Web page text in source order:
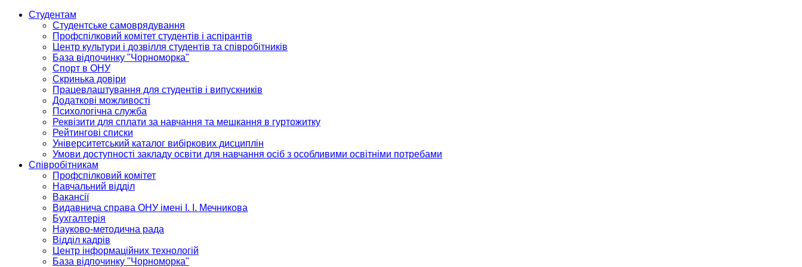
Студентам
Студентське самоврядування
Профспілковий комітет студентів і аспірантів
Центр культури і дозвілля студентів та співробітників
База відпочинку "Чорноморка"
Спорт в ОНУ
Скринька довіри
Працевлаштування для студентів і випускників
Додаткові можливості
Психологічна служба
Реквізити для сплати за навчання та мешкання в гуртожитку
Рейтингові списки
Університетський каталог вибіркових дисциплін
Умови доступності закладу освіти для навчання осіб з особливими освітніми потребами
Співробітникам
Профспілковий комітет
Навчальний відділ
Вакансії
Видавнича справа ОНУ імені І. І. Мечникова
Бухгалтерія
Науково-методична рада
Відділ кадрів
Центр інформаційних технологій
База відпочинку "Чорноморка"